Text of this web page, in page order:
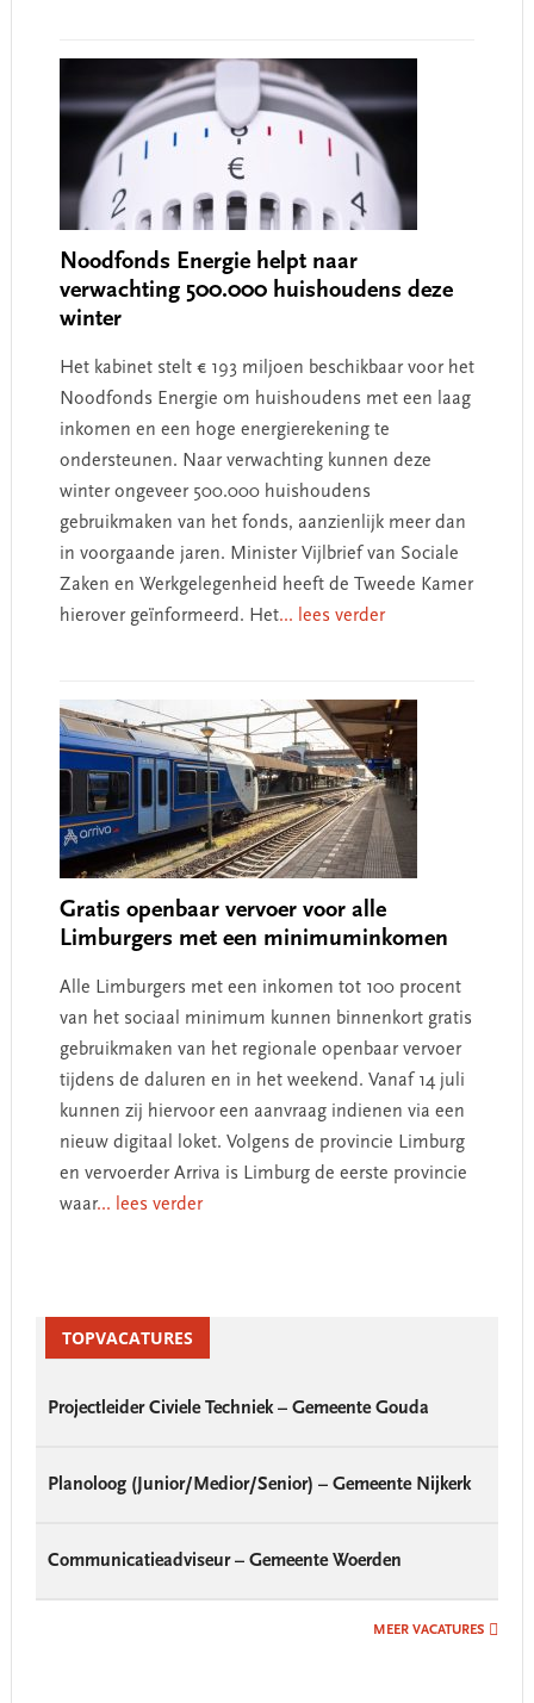
Noodfonds Energie helpt naar
verwachting 500.000 huishoudens deze
winter
Het kabinet stelt € 193 miljoen beschikbaar voor het
Noodfonds Energie om huishoudens met een laag
inkomen en een hoge energierekening te
ondersteunen. Naar verwachting kunnen deze
winter ongeveer 500.000 huishoudens
gebruikmaken van het fonds, aanzienlijk meer dan
in voorgaande jaren. Minister Vijlbrief van Sociale
Zaken en Werkgelegenheid heeft de Tweede Kamer
hierover geïnformeerd. Het... lees verder
Gratis openbaar vervoer voor alle
Limburgers met een minimuminkomen
Alle Limburgers met een inkomen tot 100 procent
van het sociaal minimum kunnen binnenkort gratis
gebruikmaken van het regionale openbaar vervoer
tijdens de daluren en in het weekend. Vanaf 14 juli
kunnen zij hiervoor een aanvraag indienen via een
nieuw digitaal loket. Volgens de provincie Limburg
en vervoerder Arriva is Limburg de eerste provincie
waar... lees verder
SidebarTOPVACATURES
Projectleider Civiele Techniek – Gemeente Gouda
Planoloog (Junior/Medior/Senior) – Gemeente Nijkerk
Communicatieadviseur – Gemeente Woerden
MEER VACATURES